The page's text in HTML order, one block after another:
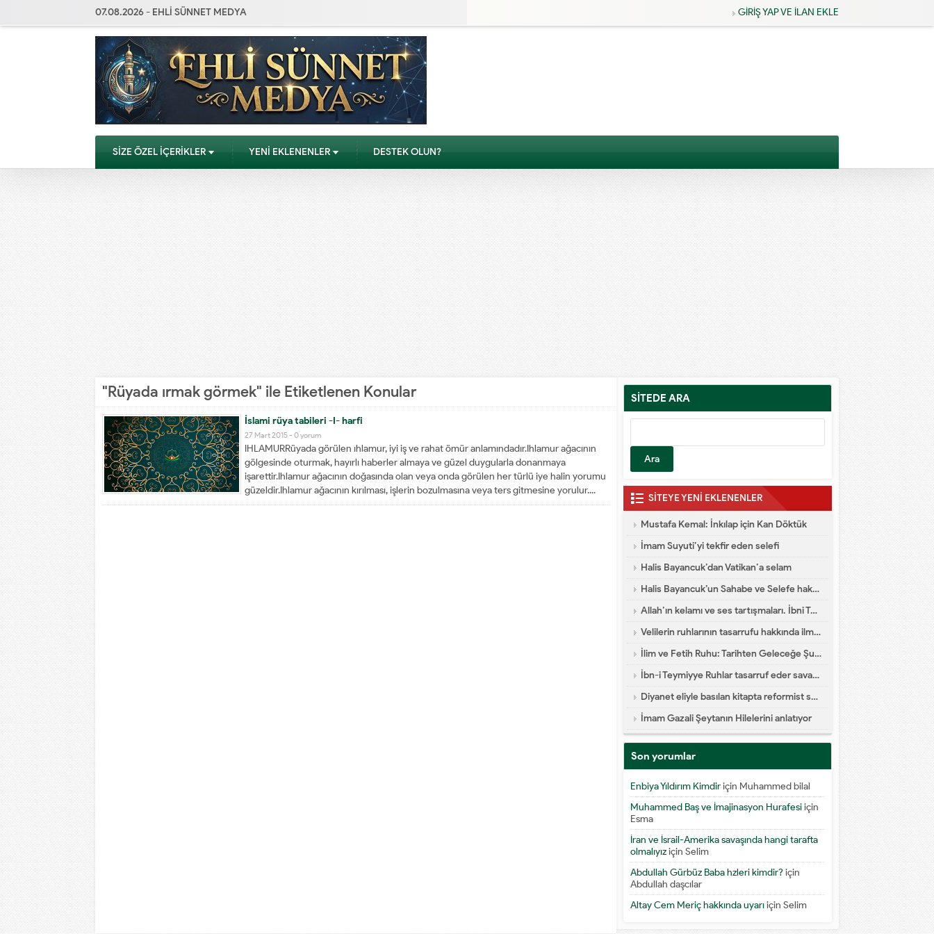
07.08.2026 - EHLİ SÜNNET MEDYA GİRİŞ YAP VE İLAN EKLE
SİZE ÖZEL İÇERİKLER YENİ EKLENENLER DESTEK OLUN?
"Rüyada ırmak görmek" ile Etiketlenen Konular
İslami rüya tabileri -I- harfi
27 Mart 2015 - 0 yorum
IHLAMURRüyada görülen ıhlamur, iyi iş ve rahat ömür anlamındadır.Ihlamur ağacının
gölgesinde oturmak, hayırlı haberler almaya ve güzel duygularla donanmaya
işarettir.Ihlamur ağacının doğasında olan veya onda görülen her türlü iye halin yorumu
güzeldir.Ihlamur ağacının kırılması, işlerin bozulmasına veya ters gitmesine yorulur....
SİTEDE ARA
SİTEYE YENİ EKLENENLER
Mustafa Kemal: İnkılap için Kan Döktük
İmam Suyuti’yi tekfir eden selefi
Halis Bayancuk’dan Vatikan’a selam
Halis Bayancuk’un Sahabe ve Selefe hakareti
Allah’ın kelamı ve ses tartışmaları. İbni Teymiyye dalaleti
Velilerin ruhlarının tasarrufu hakkında ilmi yazı
İlim ve Fetih Ruhu: Tarihten Geleceğe Şuur Köprüsü
İbn-i Teymiyye Ruhlar tasarruf eder savaşa katılır diyor
Diyanet eliyle basılan kitapta reformist skandal
İmam Gazali Şeytanın Hilelerini anlatıyor
Son yorumlar
Enbiya Yıldırım Kimdiriçin Muhammed bilal
Muhammed Baş ve İmajinasyon Hurafesiiçin
Esma
İran ve İsrail-Amerika savaşında hangi tarafta
olmalıyıziçin Selim
Abdullah Gürbüz Baba hzleri kimdir?için
Abdullah daşcılar
Altay Cem Meriç hakkında uyarıiçin Selim